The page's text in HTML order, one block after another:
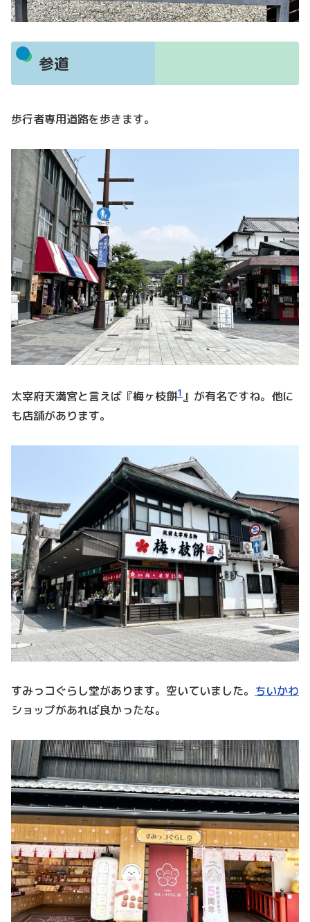
参道
歩行者専用道路を歩きます。
太宰府天満宮と言えば『梅ヶ枝餅1』が有名ですね。他に
も店舗があります。
すみっコぐらし堂があります。空いていました。 ちいかわ
ショップがあれば良かったな。